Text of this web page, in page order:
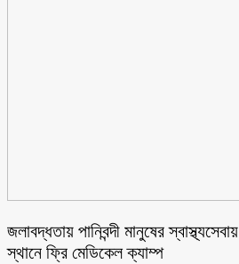
জলাবদ্ধতায় পানিবন্দী মানুষের
স্থানে ফ্রি মেডিকেল ক্যাম্প